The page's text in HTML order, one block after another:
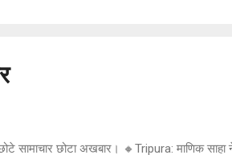
सामाचार छोटा अखबार। 🔸Tripura: माणिक साहा